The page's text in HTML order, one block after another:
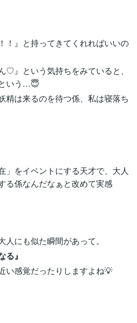
！』と持ってきてくれればいいの
♡』という気持ちをみていると、
いう…😇
精は来るのを待つ係、私は寝落ち
」をイベントにする天才で、大人
る係なんだなぁと改めて実感
にも似た瞬間があって。
る』
い感覚だったりしますよね💡